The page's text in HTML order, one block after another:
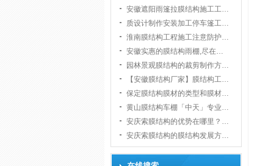
安徽遮阳雨篷拉膜结构施工工…
质设计制作安装加工停车篷工…
淮南膜结构工程施工注意防护…
安徽实惠的膜结构雨棚,尽在…
园林景观膜结构的裁剪制作方…
【安徽膜结构厂家】膜结构工…
保定膜结构膜材的类型和膜材…
黄山膜结构车棚「中天」专业…
安庆索膜结构的优势在哪里？…
安庆索膜结构的膜结构发展方…